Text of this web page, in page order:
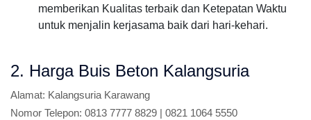
memberikan Kualitas terbaik dan Ketepatan Waktu
untuk menjalin kerjasama baik dari hari-kehari.
2. Harga Buis Beton Kalangsuria
Alamat: Kalangsuria Karawang
Nomor Telepon: 0813 7777 8829 | 0821 1064 5550